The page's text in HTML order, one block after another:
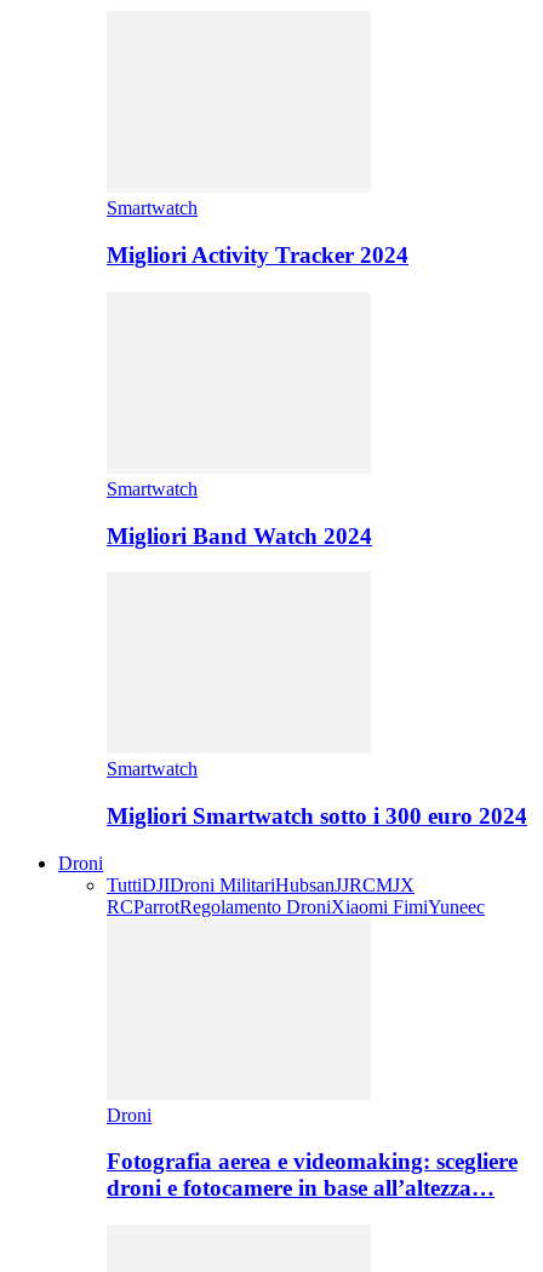
Smartwatch
Migliori Activity Tracker 2024
Smartwatch
Migliori Band Watch 2024
Smartwatch
Migliori Smartwatch sotto i 300 euro 2024
Droni
TuttiDJIDroni MilitariHubsanJJRCMJX
RCParrotRegolamento DroniXiaomi FimiYuneec
Droni
Fotografia aerea e videomaking: scegliere
droni e fotocamere in base all’altezza…